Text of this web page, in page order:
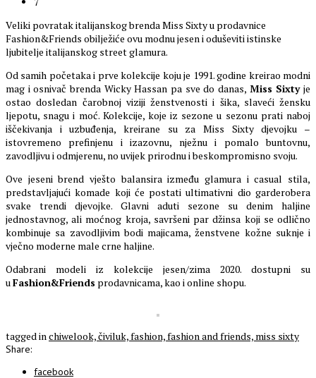
Veliki povratak italijanskog brenda Miss Sixty u prodavnice
Fashion&Friends obilježiće ovu modnu jesen i oduševiti istinske
ljubitelje italijanskog street glamura.
Od samih početaka i prve kolekcije koju je 1991. godine kreirao modni
mag i osnivač brenda Wicky Hassan pa sve do danas, Miss Sixtyje
ostao dosledan čarobnoj viziji ženstvenosti i šika, slaveći žensku
ljepotu, snagu i moć. Kolekcije, koje iz sezone u sezonu prati naboj
iščekivanja i uzbuđenja, kreirane su za Miss Sixty djevojku –
istovremeno prefinjenu i izazovnu, nježnu i pomalo buntovnu,
zavodljivu i odmjerenu, no uvijek prirodnu i beskompromisno svoju.
Ove jeseni brend vješto balansira između glamura i casual stila,
predstavljajući komade koji će postati ultimativni dio garderobera
svake trendi djevojke. Glavni aduti sezone su denim haljine
jednostavnog, ali moćnog kroja, savršeni par džinsa koji se odlično
kombinuje sa zavodljivim bodi majicama, ženstvene kožne suknje i
vječno moderne male crne haljine.
Odabrani modeli iz kolekcije jesen/zima 2020. dostupni su
u Fashion&Friends prodavnicama, kao i online shopu.
tagged in chiwelook,čiviluk,fashion,fashion and friends, miss sixty
Share:
facebook